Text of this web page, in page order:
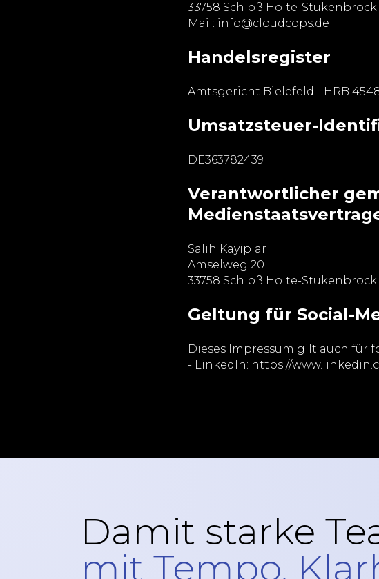
33758 Schloß Holte-Stukenbrock
Mail: info@cloudcops.de
Handelsregister
Amtsgericht Bielefeld - HRB
Umsatzsteuer-
DE363782439
Verantwortlicher
Salih Kayiplar
Amselweg 20
33758 Schloß Holte-Stukenbrock
Geltung für Social-
Dieses Impressum gilt auch für
- LinkedIn: https://
Damit starke
mit Tempo,